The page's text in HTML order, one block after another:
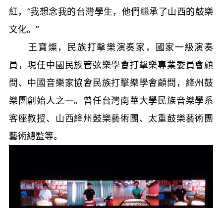
紅，“我想念我的台灣學生，他們繼承了山西的鼓樂
文化。”
王寶燦，民族打擊樂演奏家，國家一級演奏
員，現任中國民族管弦樂學會打擊樂專業委員會顧
問、中國音樂家協會民族打擊樂學會顧問，絳州鼓
樂團創始人之一。曾任台灣南華大學民族音樂學系
客座教授、山西絳州鼓樂藝術團、太重鼓樂藝術團
藝術總監等。